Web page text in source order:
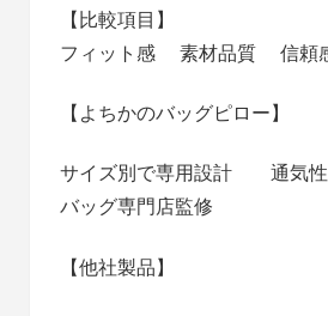
【比較項目】
フィット感 素材品質 信頼
【よちかのバッグピロー】
サイズ別で専用設計 通気
バッグ専門店監修
【他社製品】